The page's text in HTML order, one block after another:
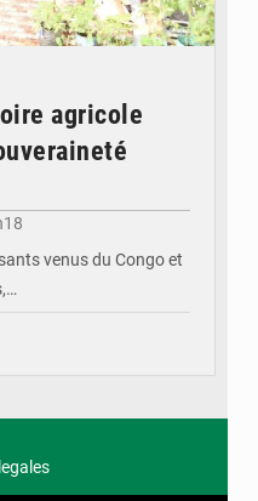
agricole
venus du Congo et